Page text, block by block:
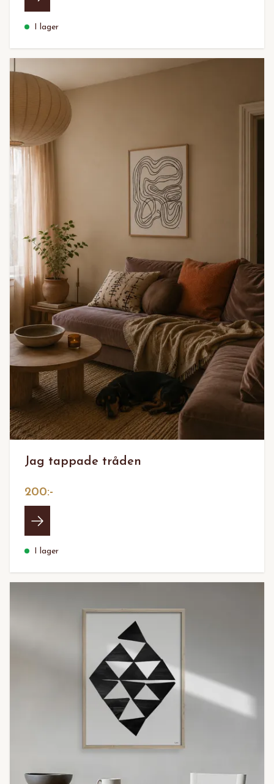
I lager
Jag tappade tråden
200:-
I lager